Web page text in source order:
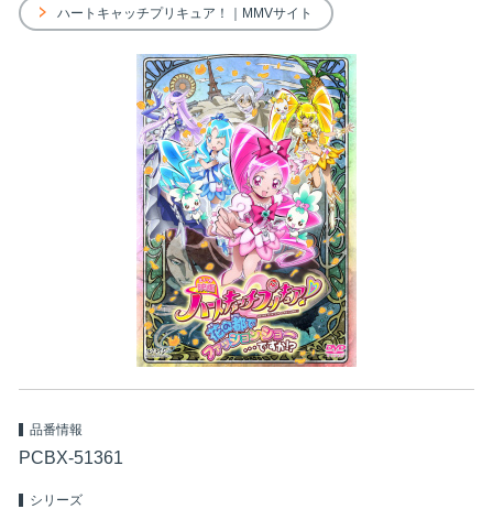
ハートキャッチプリキュア！｜MMVサイト
品番情報
PCBX-51361
シリーズ